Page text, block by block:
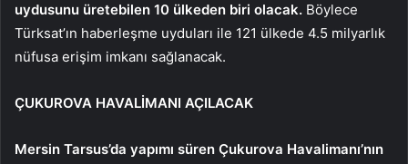
uydusunu üretebilen 10 ülkeden biri olacak. Böylece
Türksat’ın haberleşme uyduları ile 121 ülkede 4.5 milyarlık
nüfusa erişim imkanı sağlanacak.
ÇUKUROVA HAVALİMANI AÇILACAK
Mersin Tarsus’da yapımı süren Çukurova Havalimanı’nın